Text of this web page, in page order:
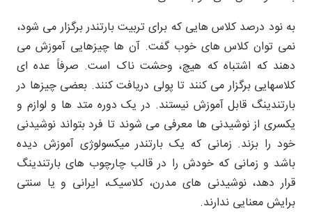
به نود درصد کلاس هایی که برای تربیت بارتندر برگزار می شود،
نمی توان کلاس های خوب گفت. آن ها چیزهایی آموزش می
دهند که اشتباه که هیچ، وحشت ناک است. صرفاً عده ای
کلاسهایی برگزار می کنند تا پولی دریافت کنند. بعضی چیزها در
بارتندینگ قابل آموزش نیستند. در یک دوره متد ها و لوازم و
یکسری از نوشیدنی ها معرفی می شوند تا فرد بتواند نوشیدنی
خود را بزند. زمانی که یک بارتندر میکسولوژی آموزش دیده
باشد و زمانی که خودش را در قالب چارچوب های بارتندینگ
قرار دهد، نوشیدنی های مدرن، کلاسیک، ایرانی و یا سنتی
برایش معنایی ندارند.